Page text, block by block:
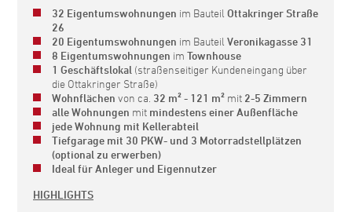
32 Eigentumswohnungen im Bauteil Ottakringer Straße
26
20 Eigentumswohnungen im Bauteil Veronikagasse 31
8 Eigentumswohnungen im Townhouse
1 Geschäftslokal (straßenseitiger Kundeneingang über
die Ottakringer Straße)
Wohnflächen von ca. 32 m² - 121 m² mit 2-5 Zimmern
alle Wohnungen mitmindestens einer Außenfläche
jede Wohnung mit Kellerabteil
Tiefgarage mit 30 PKW- und 3 Motorradstellplätzen
(optional zu erwerben)
Ideal für Anleger und Eigennutzer
HIGHLIGHTS